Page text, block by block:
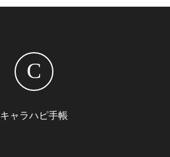
C
キャラハピ手帳